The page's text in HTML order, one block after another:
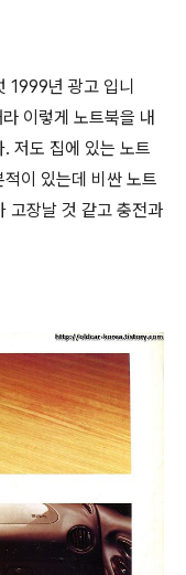
1999년 광고 입니
이렇게 노트북을 내
저도 집에 있는 노트
이 있는데 비싼 노트
고장날 것 같고 충전과